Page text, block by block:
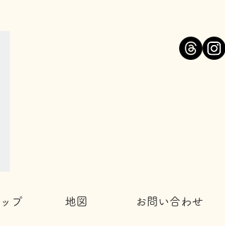
プ 地図 お問い合わせ